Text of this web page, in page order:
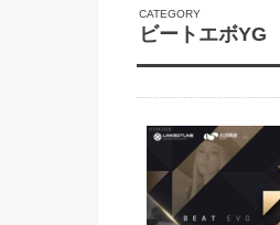
ビートエボYG